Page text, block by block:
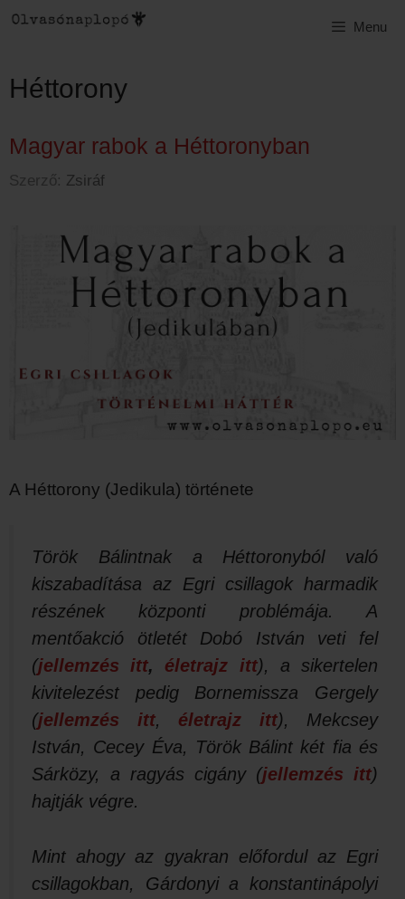
Kilépés
Menu
Héttorony
Magyar rabok a Héttoronyban
Szerző: Zsiráf
A Héttorony (Jedikula) története
Török Bálintnak a Héttoronyból való
kiszabadítása az Egri csillagok harmadik
részének központi problémája. A
mentőakció ötletét Dobó István veti fel
(jellemzés itt, életrajz itt), a sikertelen
kivitelezést pedig Bornemissza Gergely
(jellemzés itt, életrajz itt), Mekcsey
István, Cecey Éva, Török Bálint két fia és
Sárközy, a ragyás cigány (jellemzés itt)
hajtják végre.
Mint ahogy az gyakran előfordul az Egri
csillagokban, Gárdonyi a konstantinápolyi